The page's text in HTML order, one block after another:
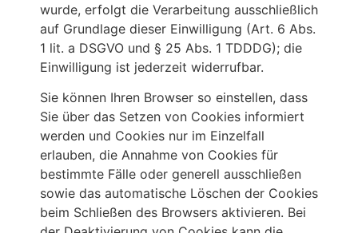
wurde, erfolgt die Verarbeitung ausschließlich
auf Grundlage dieser Einwilligung (Art. 6 Abs.
1 lit. a DSGVO und § 25 Abs. 1 TDDDG); die
Einwilligung ist jederzeit widerrufbar.
Sie können Ihren Browser so einstellen, dass
Sie über das Setzen von Cookies informiert
werden und Cookies nur im Einzelfall
erlauben, die Annahme von Cookies für
bestimmte Fälle oder generell ausschließen
sowie das automatische Löschen der Cookies
beim Schließen des Browsers aktivieren. Bei